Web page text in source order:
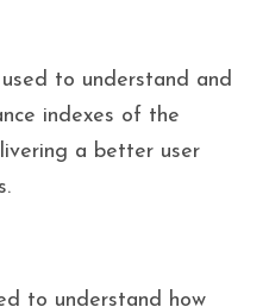
to understand and
indexes of the
a better user
to understand how